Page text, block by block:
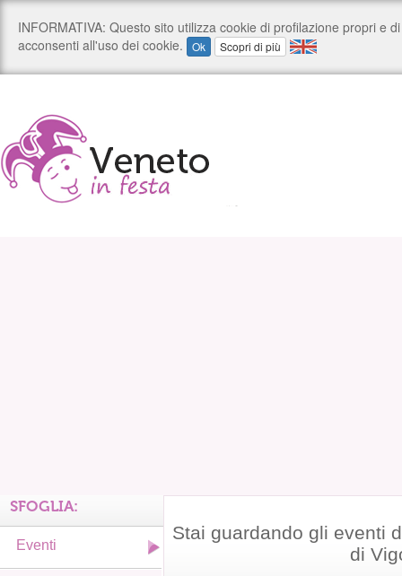
Stai guardando gli eventi
di
SFOGLIA:
Eventi